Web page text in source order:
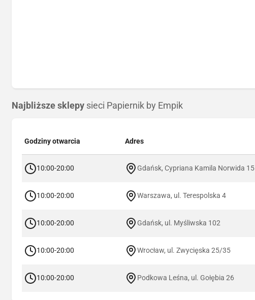
Najbliższe sklepy sieci Papiernik by Empik
Godziny otwarcia Adres
10:00-20:00 Gdańsk, Cypriana Kamila Norwida 15
10:00-20:00 Warszawa, ul. Terespolska 4
10:00-20:00 Gdańsk, ul. Myśliwska 102
10:00-20:00 Wrocław, ul. Zwycięska 25/35
10:00-20:00 Podkowa Leśna, ul. Gołębia 26